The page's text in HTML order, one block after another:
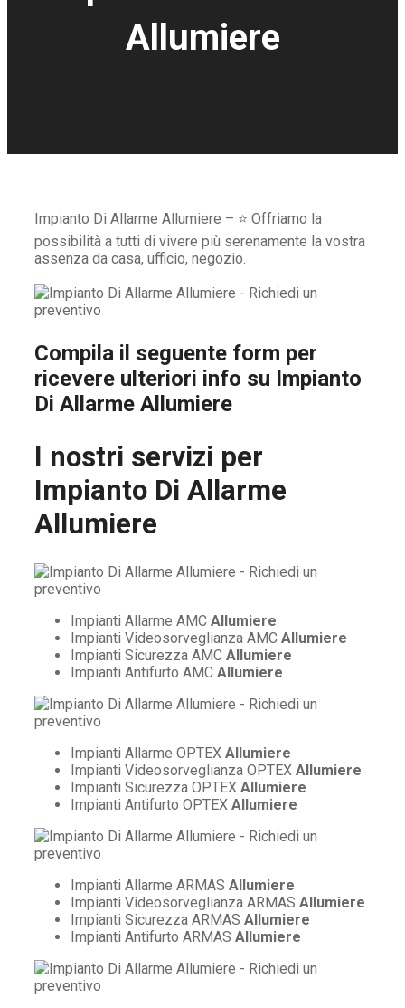
Allumiere
Impianto Di Allarme Allumiere – ⭐ Offriamo la
possibilità a tutti di vivere più serenamente la vostra
assenza da casa, ufficio, negozio.
Compila il seguente form per
ricevere ulteriori info su Impianto
Di Allarme Allumiere
I nostri servizi per
Impianto Di Allarme
Allumiere
Impianti Allarme AMC Allumiere
Impianti Videosorveglianza AMC Allumiere
Impianti Sicurezza AMC Allumiere
Impianti Antifurto AMC Allumiere
Impianti Allarme OPTEX Allumiere
Impianti Videosorveglianza OPTEX Allumiere
Impianti Sicurezza OPTEX Allumiere
Impianti Antifurto OPTEX Allumiere
Impianti Allarme ARMAS Allumiere
Impianti Videosorveglianza ARMAS Allumiere
Impianti Sicurezza ARMAS Allumiere
Impianti Antifurto ARMAS Allumiere